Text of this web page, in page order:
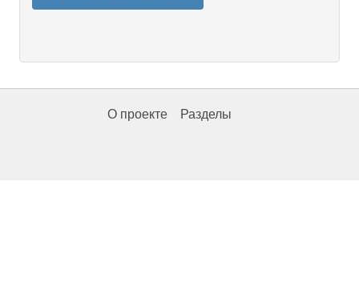
О проекте Разделы